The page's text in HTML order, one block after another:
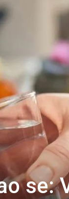
se: